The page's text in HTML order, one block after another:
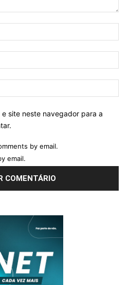
site neste navegador para a
by email.
email.